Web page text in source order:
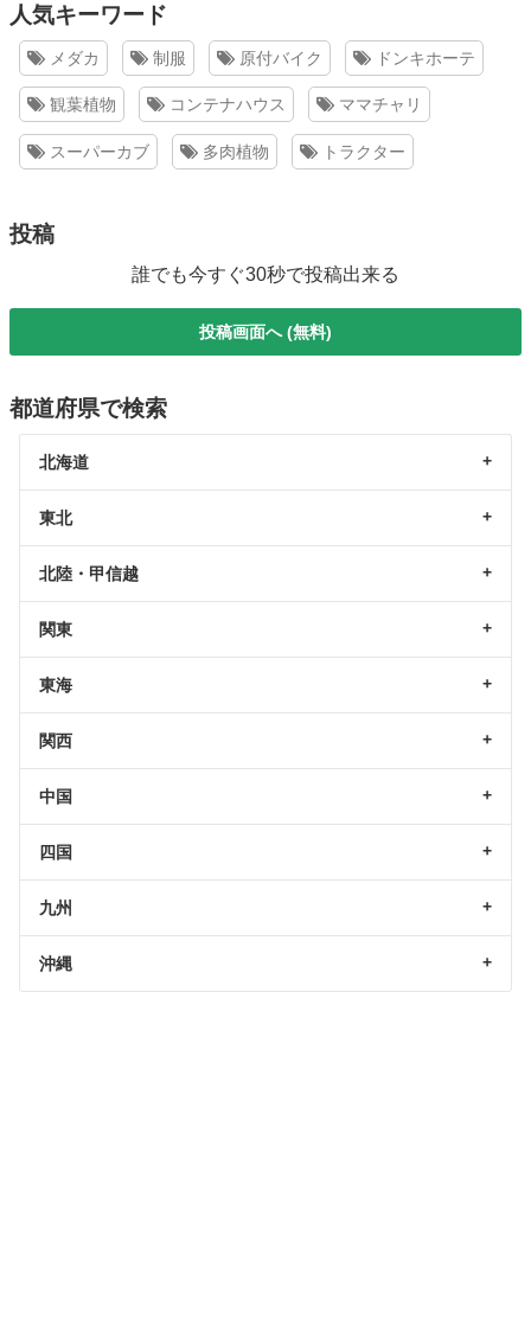
人気キーワード
メダカ 制服 原付バイク ドンキホーテ
観葉植物 コンテナハウス ママチャリ
スーパーカブ 多肉植物 トラクター
投稿
誰でも今すぐ30秒で投稿出来る
投稿画面へ (無料)
都道府県で検索
北海道
東北
北陸・甲信越
関東
東海
関西
中国
四国
九州
沖縄